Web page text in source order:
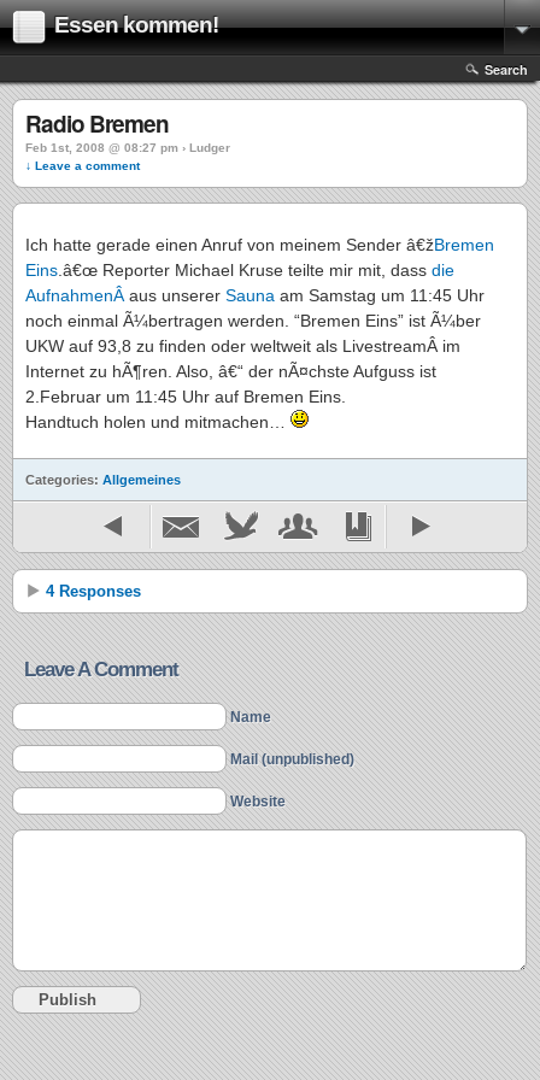
Essen kommen!
Search
Radio Bremen
Feb 1st, 2008 @ 08:27 pm › Ludger
↓ Leave a comment
Ich hatte gerade einen Anruf von meinem Sender â€žBremen
Eins .â€œ Reporter Michael Kruse teilte mir mit, dass die
AufnahmenÂ aus unserer Sauna am Samstag um 11:45 Uhr
noch einmal Ã¼bertragen werden. “Bremen Eins” ist Ã¼ber
UKW auf 93,8 zu finden oder weltweit als LivestreamÂ im
Internet zu hÃ¶ren. Also, â€“ der nÃ¤chste Aufguss ist
2.Februar um 11:45 Uhr auf Bremen Eins.
Handtuch holen und mitmachen…
Categories: Allgemeines
4 Responses
Leave A Comment
Name
Mail (unpublished)
Website